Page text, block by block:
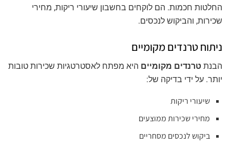
החלטות חכמות. הם לוקחים בחשבון שיעורי ריקות, מחירי
שכירות, והביקוש לנכסים.
ניתוח טרנדים מקומיים
הבנת טרנדים מקומיים היא מפתח לאסטרטגיות שכירות טובות
יותר. על ידי בדיקה של:
שיעורי ריקות
מחירי שכירות ממוצעים
ביקוש לנכסים מסחריים